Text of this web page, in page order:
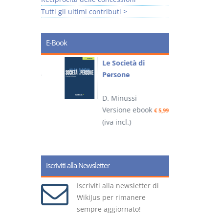
Tutti gli ultimi contributi >
E-Book
Le Società di
Persone
D. Minussi
Versione ebook€ 5,99
(iva incl.)
Iscriviti alla Newsletter
Iscriviti alla newsletter di
WikiJus per rimanere
sempre aggiornato!